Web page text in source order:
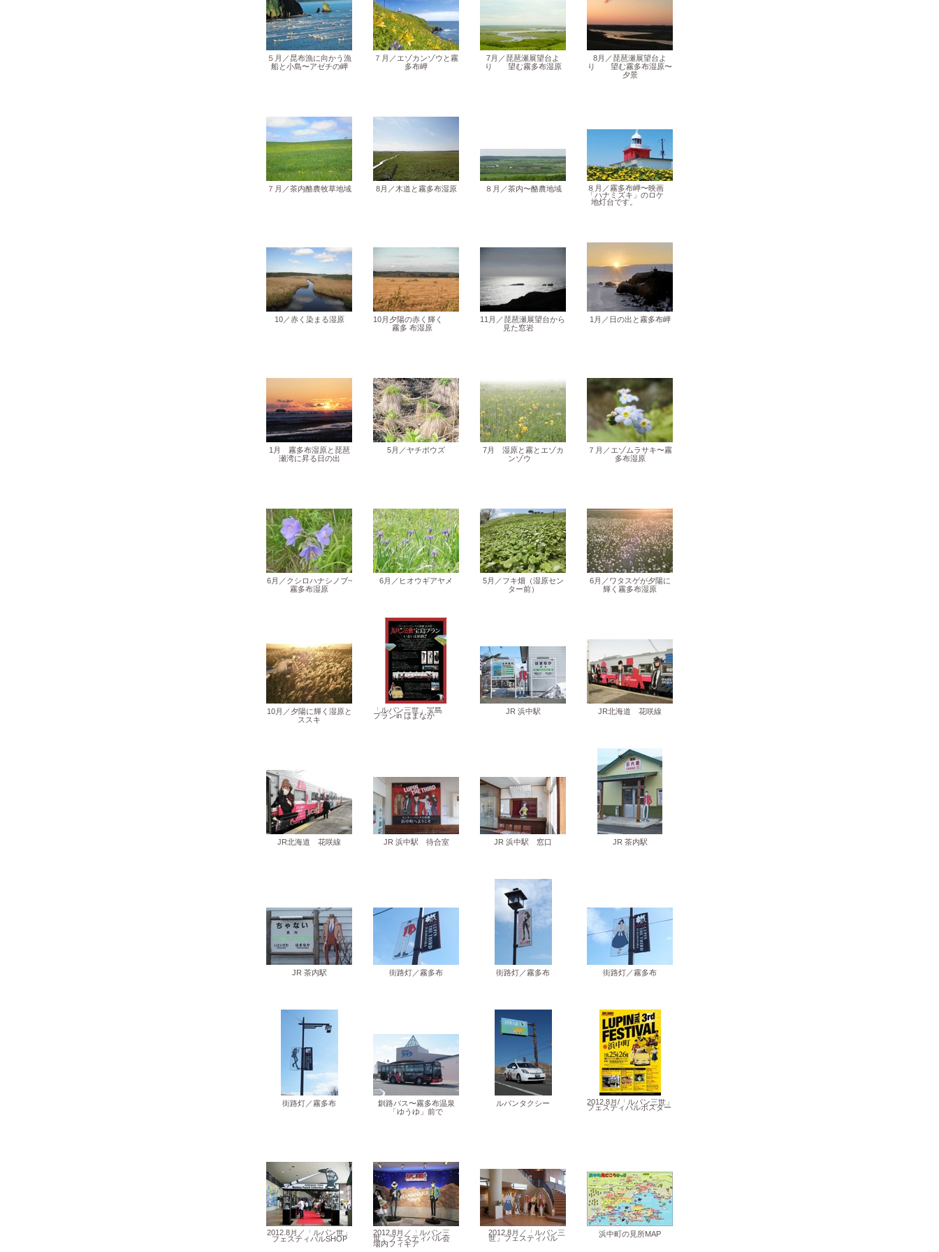
５月／昆布漁に向かう漁
船と小島〜アゼチの岬
７月／エゾカンゾウと霧
多布岬
7月／琵琶瀬展望台よ
り 望む霧多布湿原
8月／琵琶瀬展望台よ
り 望む霧多布湿原〜
夕景
７月／茶内酪農牧草地域 8月／木道と霧多布湿原 ８月／茶内〜酪農地域
８月／霧多布岬〜映画
「ハナミズキ」のロケ
地灯台です。
10／赤く染まる湿原
10月夕陽の赤く輝く
霧多 布湿原
11月／琵琶瀬展望台から
見た窓岩
1月／日の出と霧多布岬
1月 霧多布湿原と琵琶
瀬湾に昇る日の出
5月／ヤチボウズ
7月 湿原と霧とエゾカ
ンゾウ
７月／エゾムラサキ〜霧
多布湿原
6月／クシロハナシノブ~
霧多布湿原
6月／ヒオウギアヤメ
5月／フキ畑（湿原セン
ター前）
6月／ワタスゲが夕陽に
輝く霧多布湿原
10月／夕陽に輝く湿原と
ススキ
「ルパン三世」宝島
プランin はまなか JR 浜中駅 JR北海道 花咲線
JR北海道 花咲線 JR 浜中駅 待合室 JR 浜中駅 窓口 JR 茶内駅
JR 茶内駅 街路灯／霧多布 街路灯／霧多布 街路灯／霧多布
街路灯／霧多布
釧路バス〜霧多布温泉
「ゆうゆ」前で
ルパンタクシー 2012.8月/「ルパン三世」
フェスティバルポスター
2012.8月／「ルパン世」
フェスティバルSHOP
2012.8月／「ルパン三
世」フェスティバル会
場内フィギア
2012.8月／「ルパン三
世」フェスティバル 浜中町の見所MAP